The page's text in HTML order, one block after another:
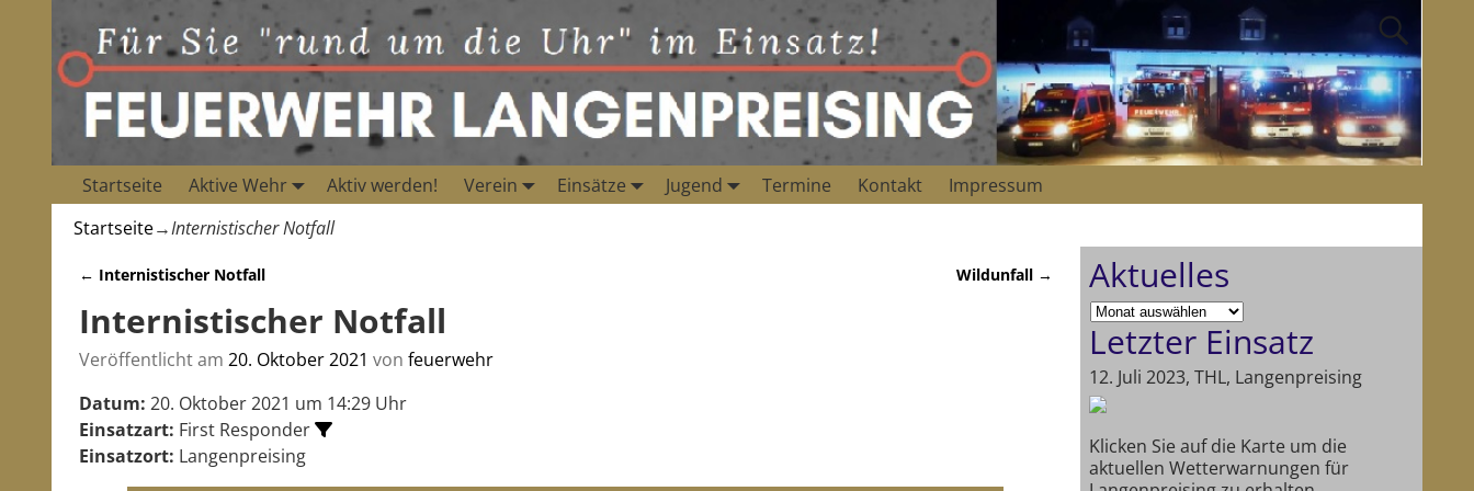
Startseite Aktive Wehr Aktiv werden! Verein Einsätze Jugend Termine Kontakt
Impressum
Startseite→Internistischer Notfall
← Internistischer Notfall Wildunfall →
Internistischer Notfall
Veröffentlicht am 20. Oktober 2021 von feuerwehr
Datum: 20. Oktober 2021 um 14:29 Uhr
Einsatzart: First Responder
Einsatzort: Langenpreising
Aktuelles
Letzter Einsatz
12. Juli 2023, THL, Langenpreising
Klicken Sie auf die Karte um die
aktuellen Wetterwarnungen für